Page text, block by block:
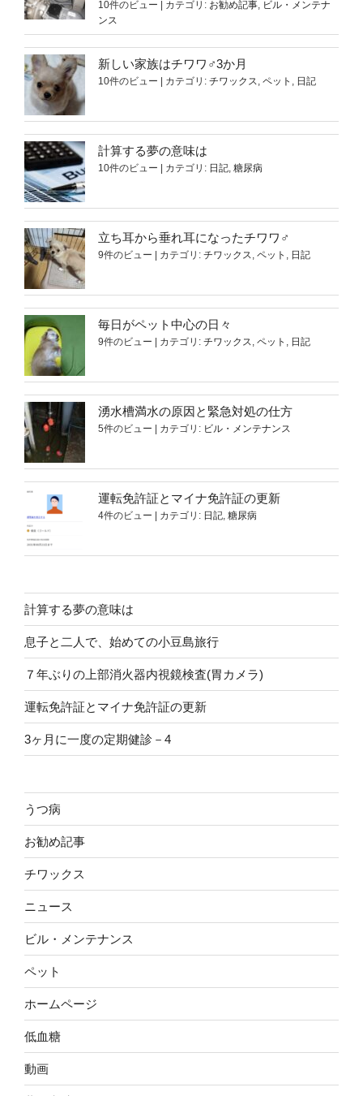
10件のビュー カテゴリ: お勧め記事, ビル・メンテナ
ンス
新しい家族はチワワ♂3か月
10件のビュー カテゴリ: チワックス, ペット , 日記
計算する夢の意味は
10件のビュー カテゴリ: 日記, 糖尿病
立ち耳から垂れ耳になったチワワ♂
9件のビュー カテゴリ: チワックス, ペット , 日記
毎日がペット中心の日々
9件のビュー カテゴリ: チワックス, ペット , 日記
湧水槽満水の原因と緊急対処の仕方
5件のビュー カテゴリ: ビル・メンテナンス
運転免許証とマイナ免許証の更新
4件のビュー カテゴリ: 日記, 糖尿病
計算する夢の意味は
息子と二人で、始めての小豆島旅行
７年ぶりの上部消火器内視鏡検査(胃カメラ)
運転免許証とマイナ免許証の更新
3ヶ月に一度の定期健診－4
うつ病
お勧め記事
チワックス
ニュース
ビル・メンテナンス
ペット
ホームページ
低血糖
動画